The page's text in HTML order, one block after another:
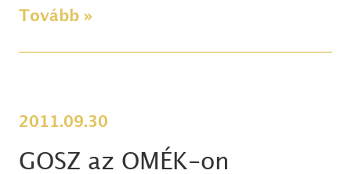
Tovább »
2011.09.30
GOSZ az OMÉK-on